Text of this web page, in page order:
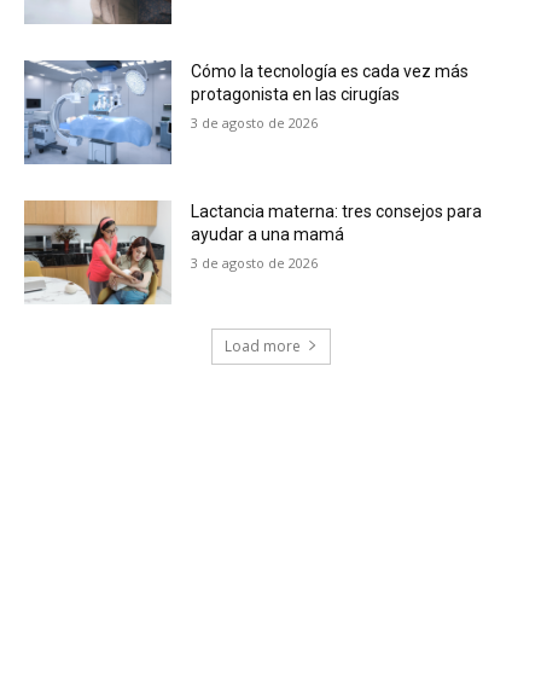
Cómo la tecnología es cada vez más
protagonista en las cirugías
3 de agosto de 2026
Lactancia materna: tres consejos para
ayudar a una mamá
3 de agosto de 2026
Load more